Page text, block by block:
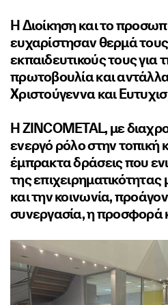
Η Διοίκηση και το
ευχαρίστησαν θερμά
εκπαιδευτικούς τους για
πρωτοβουλία και
Χριστούγεννα και
Η ZINCOMETAL, με
ενεργό ρόλο στην τοπική
έμπρακτα δράσεις που
της
και την κοινωνία,
συνεργασία, η προσφορά